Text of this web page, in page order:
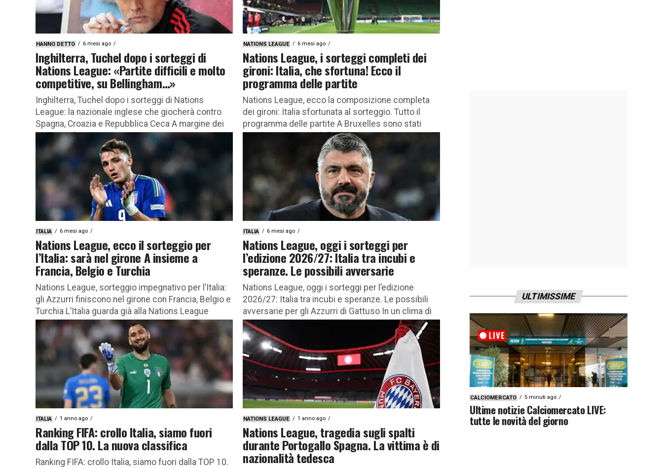
HANNO DETTO 6 mesi ago
Inghilterra, Tuchel dopo i sorteggi di
Nations League: «Partite difficili e molto
competitive, su Bellingham…»
Inghilterra, Tuchel dopo i sorteggi di Nations
League: la nazionale inglese che giocherà contro
Spagna, Croazia e Repubblica Ceca A margine dei
sorteggi di Nations League,...
NATIONS LEAGUE 6 mesi ago
Nations League, i sorteggi completi dei
gironi: Italia, che sfortuna! Ecco il
programma delle partite
Nations League, ecco la composizione completa
dei gironi: Italia sfortunata al sorteggio. Tutto il
programma delle partite A Bruxelles sono stati
sorteggiati i gruppi delle quattro...
ITALIA 6 mesi ago
Nations League, ecco il sorteggio per
l’Italia: sarà nel girone A insieme a
Francia, Belgio e Turchia
Nations League, sorteggio impegnativo per l’Italia:
gli Azzurri finiscono nel girone con Francia, Belgio e
Turchia L’Italia guarda già alla Nations League
2026/27, pur con la...
ITALIA 6 mesi ago
Nations League, oggi i sorteggi per
l’edizione 2026/27: Italia tra incubi e
speranze. Le possibili avversarie
Nations League, oggi i sorteggi per l’edizione
2026/27: Italia tra incubi e speranze. Le possibili
avversarie per gli Azzurri di Gattuso In un clima di
sospensione...
ITALIA 1 anno ago
Ranking FIFA: crollo Italia, siamo fuori
dalla TOP 10. La nuova classifica
Ranking FIFA: crollo Italia, siamo fuori dalla TOP 10.
NATIONS LEAGUE 1 anno ago
Nations League, tragedia sugli spalti
durante Portogallo Spagna. La vittima è di
nazionalità tedesca
ULTIMISSIME
CALCIOMERCATO 5 minuti ago
Ultime notizie Calciomercato LIVE:
tutte le novità del giorno